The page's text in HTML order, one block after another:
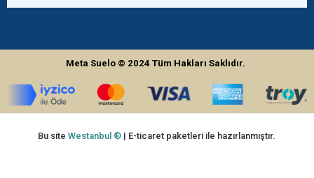
Meta Suelo © 2024Tüm Hakları Saklıdır.
Bu siteWestanbul ® | E-ticaret paketleri ile hazırlanmıştır.